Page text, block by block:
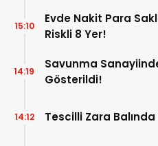
Evde Nakit Para
Riskli 8 Yer!
15:10
Savunma
Gösterildi!
14:19
Tescilli Zara Balında
14:12